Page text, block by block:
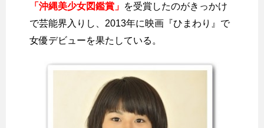
「沖縄美少女図鑑賞」 を受賞したのがきっかけ
で芸能界入りし、2013年に映画『ひまわり』で
女優デビューを果たしている。